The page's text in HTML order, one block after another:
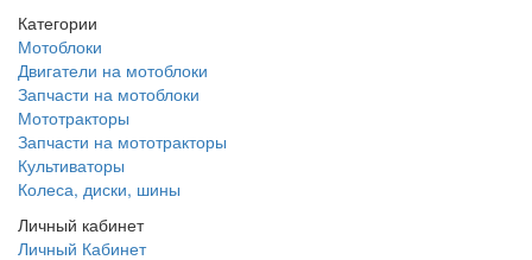
Категории
Мотоблоки
Двигатели на мотоблоки
Запчасти на мотоблоки
Мототракторы
Запчасти на мототракторы
Культиваторы
Колеса, диски, шины
Личный кабинет
Личный Кабинет